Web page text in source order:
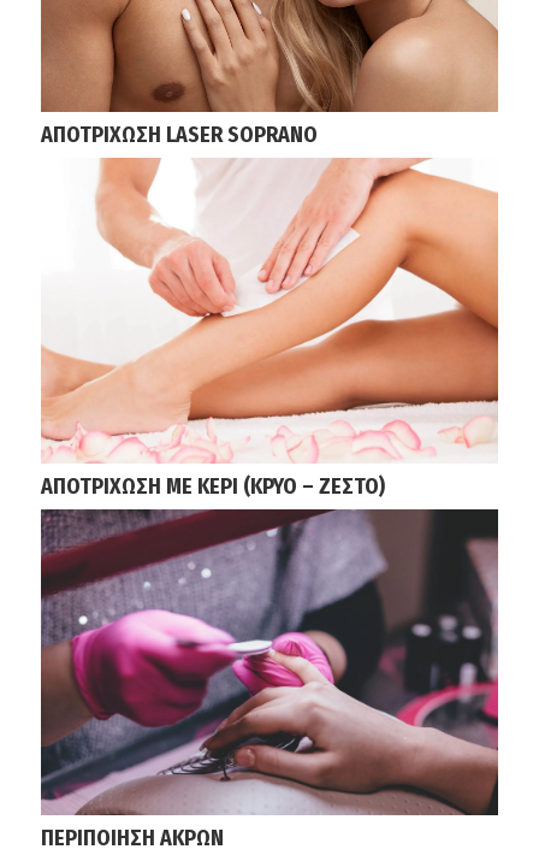
ΑΠΟΤΡΙΧΩΣΗ LASER SOPRANO
ΑΠΟΤΡΙΧΩΣΗ ΜΕ ΚΕΡΙ (ΚΡΥΟ – ΖΕΣΤΟ)
ΠΕΡΙΠΟΙΗΣΗ ΑΚΡΩΝ